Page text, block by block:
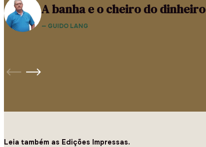
A banha e o cheiro do dinheiro
— GUIDO LANG
Leia também as Edições Impressas.